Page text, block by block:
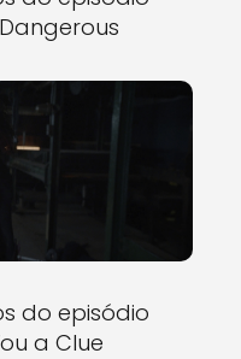
do episódio
a Clue